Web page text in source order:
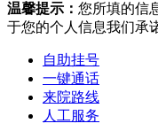
温馨提示： 您所填的信
于您的个人信息我们承
自助挂号
一键通话
来院路线
人工服务